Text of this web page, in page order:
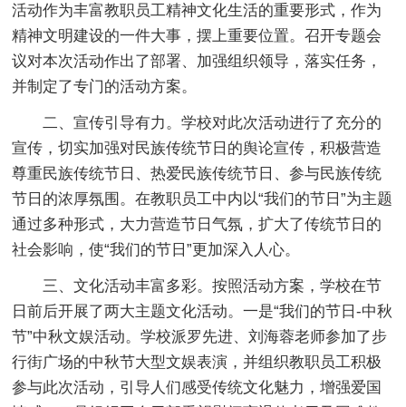
活动作为丰富教职员工精神文化生活的重要形式，作为
精神文明建设的一件大事，摆上重要位置。召开专题会
议对本次活动作出了部署、加强组织领导，落实任务，
并制定了专门的活动方案。
二、宣传引导有力。学校对此次活动进行了充分的
宣传，切实加强对民族传统节日的舆论宣传，积极营造
尊重民族传统节日、热爱民族传统节日、参与民族传统
节日的浓厚氛围。在教职员工中内以“我们的节日”为主题
通过多种形式，大力营造节日气氛，扩大了传统节日的
社会影响，使“我们的节日”更加深入人心。
三、文化活动丰富多彩。按照活动方案，学校在节
日前后开展了两大主题文化活动。一是“我们的节日-中秋
节”中秋文娱活动。学校派罗先进、刘海蓉老师参加了步
行街广场的中秋节大型文娱表演，并组织教职员工积极
参与此次活动，引导人们感受传统文化魅力，增强爱国